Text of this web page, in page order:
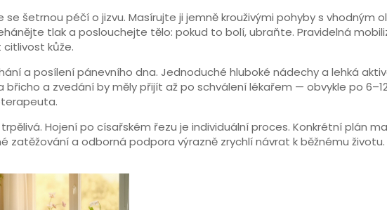
se šetrnou péčí o jizvu. Masírujte ji jemně krouživými pohyby s
tlak a poslouchejte tělo: pokud to bolí, ubraňte. Pravidelná
kůže.
a posílení pánevního dna. Jednoduché hluboké nádechy a lehká
břicho a zvedání by měly přijít až po schválení lékařem — obvykle po
Hojení po císařském řezu je individuální proces. Konkrétní plán
zatěžování a odborná podpora výrazně zrychlí návrat k běžnému životu.